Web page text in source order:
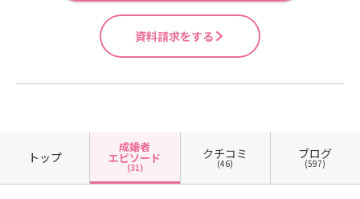
資料請求をする
トップ
成婚者
エピソード
(31)
クチコミ
(46)
ブログ
(597)